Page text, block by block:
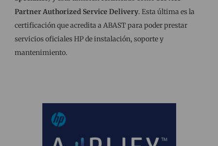
Partner Authorized Service Delivery. Esta última es la
certificación que acredita a ABAST para poder prestar
servicios oficiales HP de instalación, soporte y
mantenimiento.